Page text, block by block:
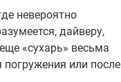
невероятно
дайверу,
«сухарь» весьма
погружения или после